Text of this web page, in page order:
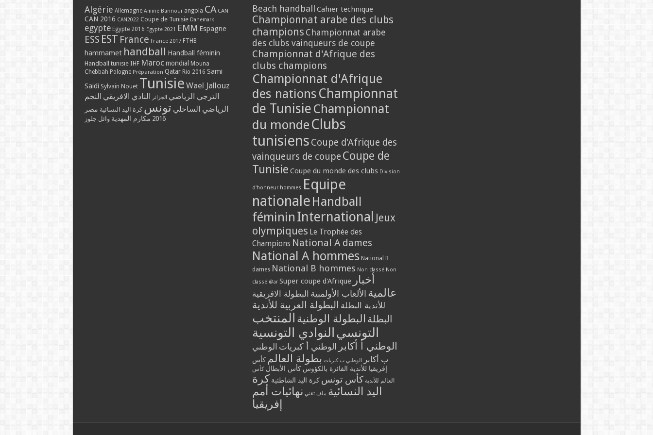
Algérie Allemagne Amine Bannour angola CA CAN
CAN 2016 CAN2022 Coupe de Tunisie Danemark
egypte Egypte 2016 Egypte 2021 EMM Espagne
ESS EST France France 2017 FTHB
hammamet handball Handball féminin
Handball tunisie IHF Maroc mondial Mouna
Chebbah Pologne Préparation Qatar Rio 2016 Sami
Saidi Sylvain Nouet Tunisie Wael Jallouz
الترجي الرياضي الجزائر النادي الافريقي النجم
الرياضي الساحلي تونس كرة اليد النسائية مصر
2016 مكارم المهدية وائل جلوز
Beach handball Cahier technique
Championnat arabe des clubs
champions Championnat arabe
des clubs vainqueurs de coupe
Championnat d'Afrique des
clubs champions
Championnat d'Afrique
des nations Championnat
de Tunisie Championnat
du monde Clubs
tunisiens Coupe d'Afrique des
vainqueurs de coupe Coupe de
Tunisie Coupe du monde des clubs Division
d'honneur hommes Equipe
nationale Handball
féminin International Jeux
olympiques Le Trophée des
Champions National A dames
National A hommes National B
dames National B hommes Non classé Non
classé @ar Super coupe d'Afrique أخبار
عالمية الألعاب الأولمبية البطولة الافريقية
للأندية البطلة البطولة العربية للأندية
البطلة البطولة الوطنية المنتخب
التونسي النوادي التونسية
الوطني أ أكابر الوطني أ كبريات الوطني
ب أكابر
الوطني ب كبريات بطولة العالم كأس
إفريقيا للأندية الفائزة بالكؤوس كأس الأبطال كأس
العالم للأندية كأس تونس كرة اليد الشاطئية كرة
اليد النسائية ملف تقني نهائيات أمم
إفريقيا